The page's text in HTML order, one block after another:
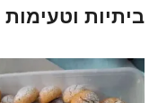
ביתיות וטעימות